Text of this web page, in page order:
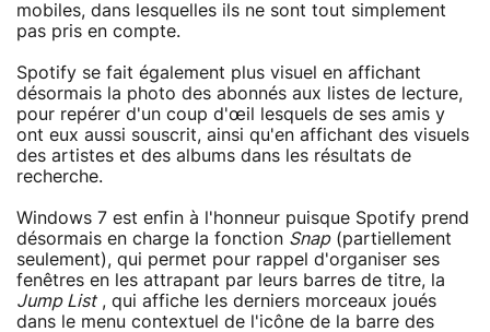
mobiles, dans lesquelles ils ne sont tout simplement
pas pris en compte.
Spotify se fait également plus visuel en affichant
désormais la photo des abonnés aux listes de lecture,
pour repérer d'un coup d'œil lesquels de ses amis y
ont eux aussi souscrit, ainsi qu'en affichant des visuels
des artistes et des albums dans les résultats de
recherche.
Windows 7 est enfin à l'honneur puisque Spotify prend
désormais en charge la fonction Snap(partiellement
seulement), qui permet pour rappel d'organiser ses
fenêtres en les attrapant par leurs barres de titre, la
Jump List, qui affiche les derniers morceaux joués
dans le menu contextuel de l'icône de la barre des